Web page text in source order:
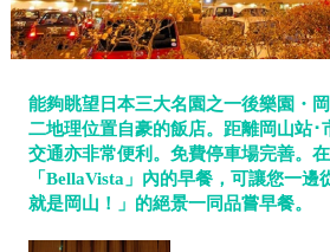
能夠眺望日本三大名園之一後樂園・
二地理位置自豪的飯店。距離岡山站･
交通亦非常便利。免費停車場完善。
「BellaVista」內的早餐，可讓您一
就是岡山！」的絕景一同品嘗早餐。